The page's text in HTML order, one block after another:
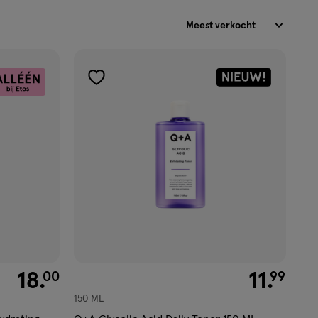
€ 18.00
18.00
toevoegen
€ 11.99
11 .99
150 ML